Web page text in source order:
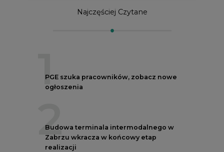
Najczęściej Czytane
1
PGE szuka pracowników, zobacz nowe
ogłoszenia
2
Budowa terminala intermodalnego w
Zabrzu wkracza w końcowy etap
realizacji